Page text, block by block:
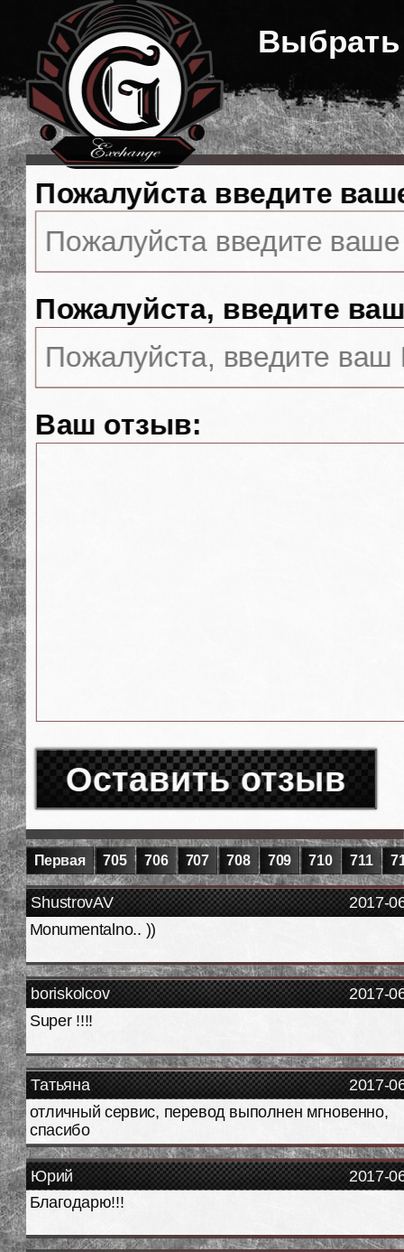
Пожалуйста введите
Пожалуйста, введите
Ваш отзыв:
Оставить отзыв
Первая 705 706 707 708 709 710 711
2017-
ShustrovAV
Monumentalno.. ))
2017-
boriskolcov
Super !!!!
2017-
Татьяна
отличный сервис, перевод выполнен мгновенно,
спасибо
2017-
Юрий
Благодарю!!!